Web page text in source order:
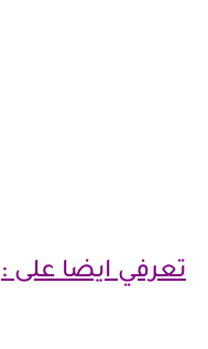
تعرفي ايضا على :